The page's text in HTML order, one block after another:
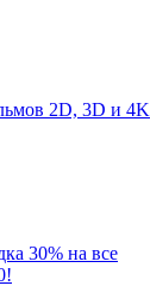
2D, 3D и 4K
30% на все